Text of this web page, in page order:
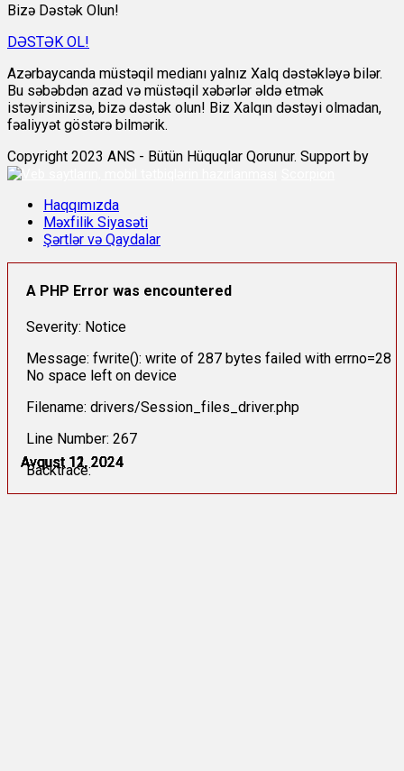
Avqust 11, 2024
Avqust 11, 2024
Avqust 11, 2024
Avqust 12, 2024
Avqust 12, 2024
Avqust 12, 2024
Bizə Dəstək Olun!
DƏSTƏK OL!
Azərbaycanda müstəqil medianı yalnız Xalq dəstəkləyə bilər.
Bu səbəbdən azad və müstəqil xəbərlər əldə etmək
istəyirsinizsə, bizə dəstək olun! Biz Xalqın dəstəyi olmadan,
fəaliyyət göstərə bilmərik.
Copyright 2023 ANS - Bütün Hüquqlar Qorunur. Support by
Haqqımızda
Məxfilik Siyasəti
Şərtlər və Qaydalar
A PHP Error was encountered
Severity: Notice
Message: fwrite(): write of 287 bytes failed with errno=28
No space left on device
Filename: drivers/Session_files_driver.php
Line Number: 267
Backtrace: